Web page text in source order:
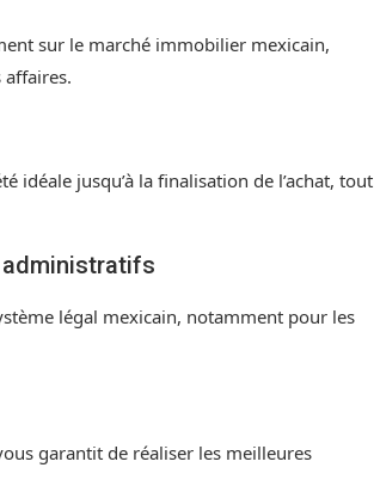
sur le marché immobilier mexicain,
idéale jusqu’à la finalisation de l’achat, tout
administratifs
légal mexicain, notamment pour les
garantit de réaliser les meilleures